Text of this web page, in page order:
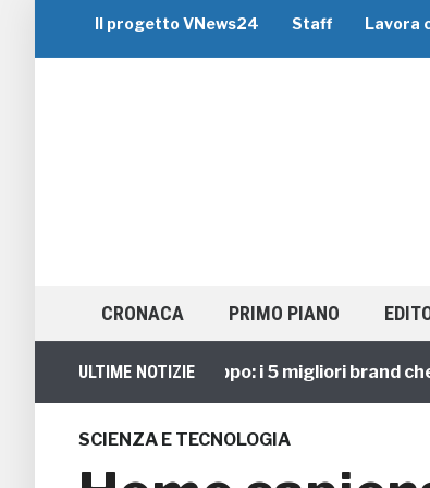
Il progetto VNews24 Staff Lavora
CRONACA PRIMO PIANO
ULTIME NOTIZIE
Viaggi di Gruppo: i 5 migliori brand che
SCIENZA E TECNOLOGIA